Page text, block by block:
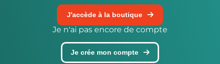
J'accède à la boutique
Je n'ai pas encore de compte
Je crée mon compte